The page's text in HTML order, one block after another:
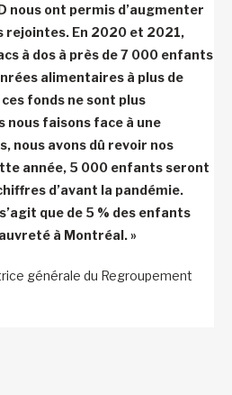
nous ont permis d’augmenter
rejointes. En 2020 et 2021,
à dos à près de 7 000 enfants
alimentaires à plus de
fonds ne sont plus
nous faisons face à une
nous avons dû revoir nos
année, 5 000 enfants seront
d’avant la pandémie.
que de 5 % des enfants
à Montréal. »
générale du Regroupement